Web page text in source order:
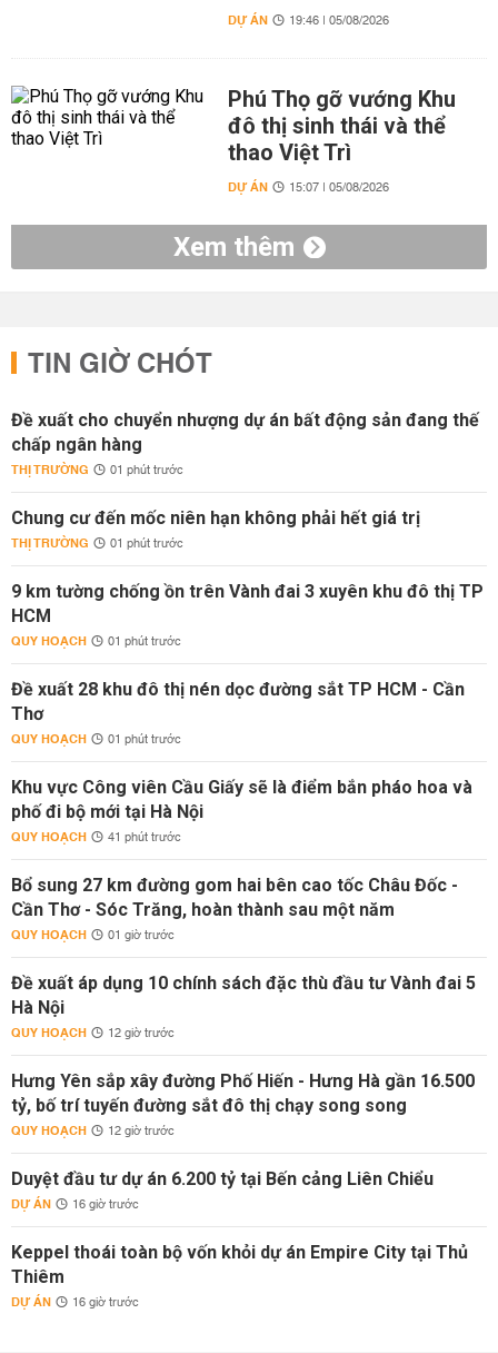
DỰ ÁN 19:46 | 05/08/2026
Phú Thọ gỡ vướng Khu
đô thị sinh thái và thể
thao Việt Trì
DỰ ÁN 15:07 | 05/08/2026
Xem thêm
TIN GIỜ CHÓT
Đề xuất cho chuyển nhượng dự án bất động sản đang thế
chấp ngân hàng
THỊ TRƯỜNG 01 phút trước
Chung cư đến mốc niên hạn không phải hết giá trị
THỊ TRƯỜNG 01 phút trước
9 km tường chống ồn trên Vành đai 3 xuyên khu đô thị TP
HCM
QUY HOẠCH 01 phút trước
Đề xuất 28 khu đô thị nén dọc đường sắt TP HCM - Cần
Thơ
QUY HOẠCH 01 phút trước
Khu vực Công viên Cầu Giấy sẽ là điểm bắn pháo hoa và
phố đi bộ mới tại Hà Nội
QUY HOẠCH 41 phút trước
Bổ sung 27 km đường gom hai bên cao tốc Châu Đốc -
Cần Thơ - Sóc Trăng, hoàn thành sau một năm
QUY HOẠCH 01 giờ trước
Đề xuất áp dụng 10 chính sách đặc thù đầu tư Vành đai 5
Hà Nội
QUY HOẠCH 12 giờ trước
Hưng Yên sắp xây đường Phố Hiến - Hưng Hà gần 16.500
tỷ, bố trí tuyến đường sắt đô thị chạy song song
QUY HOẠCH 12 giờ trước
Duyệt đầu tư dự án 6.200 tỷ tại Bến cảng Liên Chiểu
DỰ ÁN 16 giờ trước
Keppel thoái toàn bộ vốn khỏi dự án Empire City tại Thủ
Thiêm
DỰ ÁN 16 giờ trước